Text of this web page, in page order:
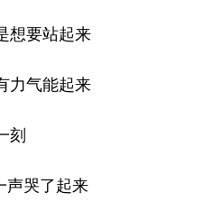
想要站起来
力气能起来
刻
声哭了起来